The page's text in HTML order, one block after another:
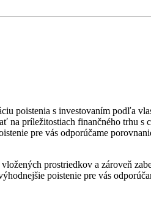
poistenia s investovaním podľa
na príležitostiach finančného trhu
pre vás odporúčame
prostriedkov a zároveň
poistenie pre vás